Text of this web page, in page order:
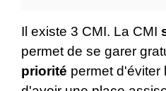
Il existe 3 CMI. La CMI
permet de se garer
priorité permet d'éviter